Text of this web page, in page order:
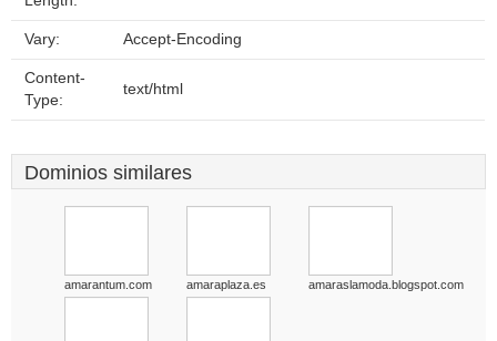
Vary: Accept-Encoding
Content-
Type:
text/html
Dominios similares
amarantum.com amaraplaza.es amaraslamoda.blogspot.com